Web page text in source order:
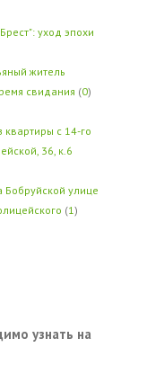
уход эпохи
житель
свидания (0)
квартиры с 14-го
36, к.6
улице
(1)
узнать на